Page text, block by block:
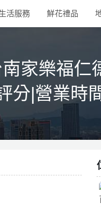
活服務 鮮花禮品
家樂福仁
分|營業時